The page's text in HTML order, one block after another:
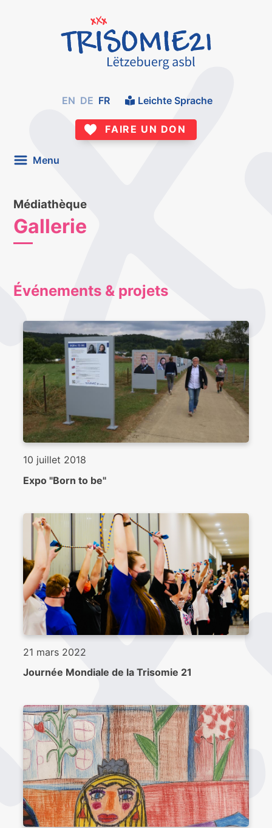
EN DE FR Leichte Sprache
FAIRE UN DON
Menu
Médiathèque
Gallerie
Événements & projets
10 juillet 2018
Expo "Born to be"
21 mars 2022
Journée Mondiale de la Trisomie 21